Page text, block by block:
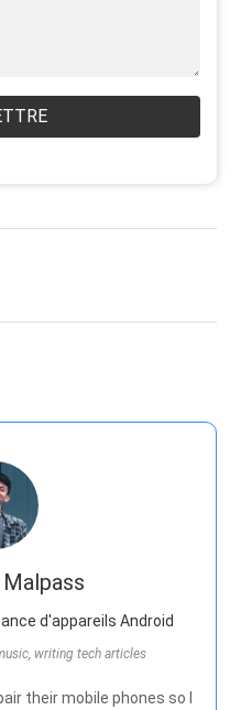
Malpass
d'appareils Android
writing tech articles
their mobile phones so I